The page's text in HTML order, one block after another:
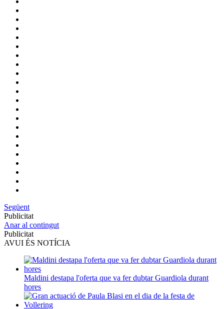
Següent
Publicitat
Anar al contingut
Publicitat
AVUI ÉS NOTÍCIA
Maldini destapa l'oferta que va fer dubtar Guardiola durant
hores